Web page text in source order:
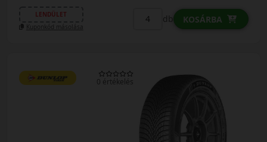
LENDÜLET
Kuponkód másolása
db KOSÁRBA
0 értékelés